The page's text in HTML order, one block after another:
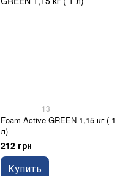
13
Foam Active GREEN 1,15 кг ( 1
л)
212 грн
Купить